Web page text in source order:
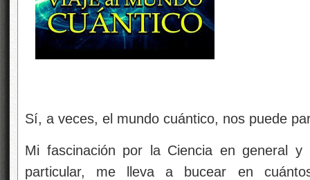
Sí, a veces, el mundo cuántico, nos puede
Mi fascinación por la Ciencia en general
particular, me lleva a bucear en